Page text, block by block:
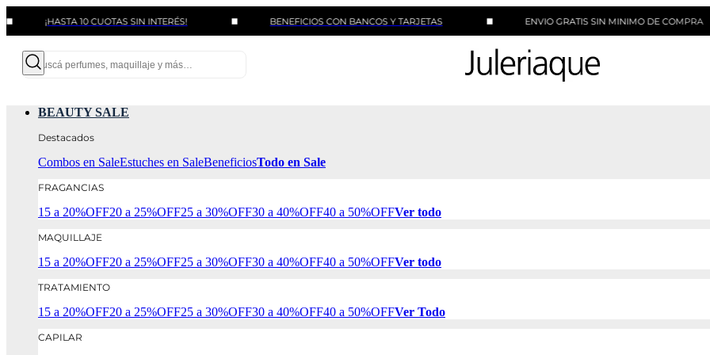
¡HASTA 10 CUOTAS SIN INTERÉS! BENEFICIOS CON BANCOS Y TARJETAS ENVIO GRATIS SIN MINIMO DE COMPRA
BEAUTY SALE
Destacados
Combos en SaleEstuches en SaleBeneficiosTodo en Sale
FRAGANCIAS
15 a 20%OFF20 a 25%OFF25 a 30%OFF30 a 40%OFF40 a 50%OFFVer todo
MAQUILLAJE
15 a 20%OFF20 a 25%OFF25 a 30%OFF30 a 40%OFF40 a 50%OFFVer todo
TRATAMIENTO
15 a 20%OFF20 a 25%OFF25 a 30%OFF30 a 40%OFF40 a 50%OFFVer Todo
CAPILAR